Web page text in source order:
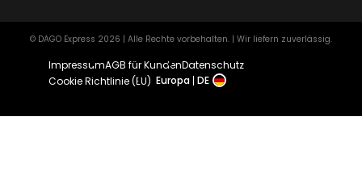
© DAGO Express 2026 | Alle Rechte vorbehalten. | Wir liefern zuverlässig.
ImpressumAGB für KundenDatenschutz
Cookie Richtlinie (EU) Europa DE